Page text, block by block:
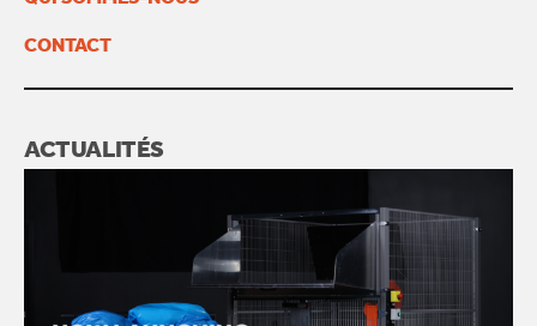
CONTACT
ACTUALITÉS